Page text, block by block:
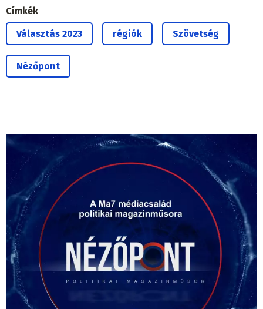
Címkék
Választás 2023 régiók Szövetség
Nézőpont